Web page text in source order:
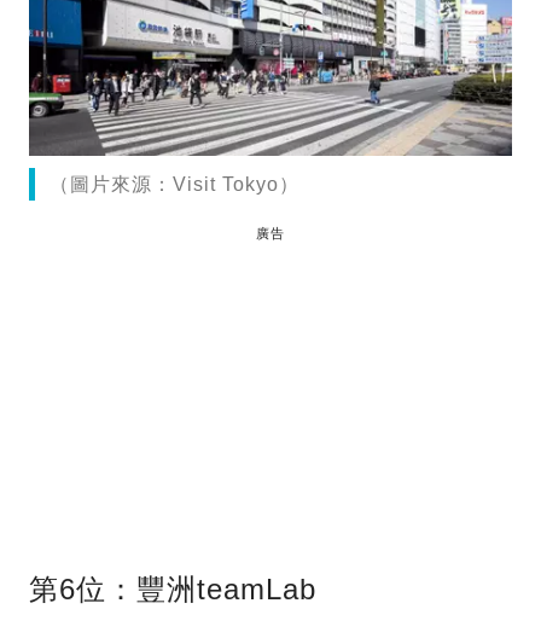
（圖片來源：Visit Tokyo）
廣告
第6位：豐洲teamLab